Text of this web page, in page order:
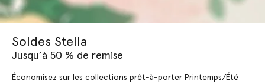
Soldes Stella
Jusqu’à 50 % de remise
Économisez sur les collections prêt-à-porter Printemps/Été